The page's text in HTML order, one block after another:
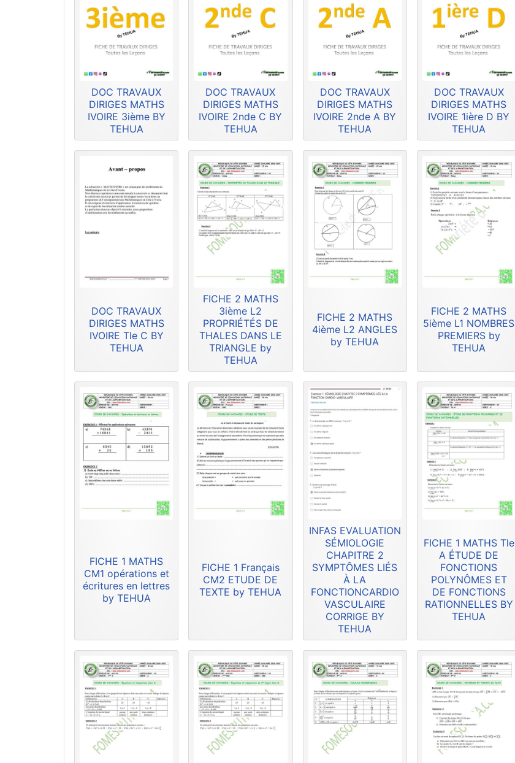
DOC TRAVAUX
DIRIGES MATHS
IVOIRE 3ième BY
TEHUA
DOC TRAVAUX
DIRIGES MATHS
IVOIRE 2nde C BY
TEHUA
DOC TRAVAUX
DIRIGES MATHS
IVOIRE 2nde A BY
TEHUA
DOC TRAVAUX
DIRIGES MATHS
IVOIRE 1ière D BY
TEHUA
DOC TRAVAUX
DIRIGES MATHS
IVOIRE Tle C BY
TEHUA
FICHE 2 MATHS
3ième L2
PROPRIÉTÉS DE
THALES DANS LE
TRIANGLE by
TEHUA
FICHE 2 MATHS
4ième L2 ANGLES
by TEHUA
FICHE 2 MATHS
5ième L1 NOMBRES
PREMIERS by
TEHUA
FICHE 1 MATHS
CM1 opérations et
écritures en lettres
by TEHUA
FICHE 1 Français
CM2 ETUDE DE
TEXTE by TEHUA
INFAS EVALUATION
SÉMIOLOGIE
CHAPITRE 2
SYMPTÔMES LIÉS
À LA
FONCTIONCARDIO
VASCULAIRE
CORRIGE BY
TEHUA
FICHE 1 MATHS Tle
A ÉTUDE DE
FONCTIONS
POLYNÔMES ET
DE FONCTIONS
RATIONNELLES BY
TEHUA